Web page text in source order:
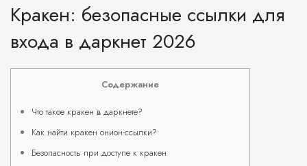
Кракен: безопасные ссылки для
входа в даркнет 2026
Содержание
Что такое кракен в даркнете?
Как найти кракен онион-ссылки?
Безопасность при доступе к кракен